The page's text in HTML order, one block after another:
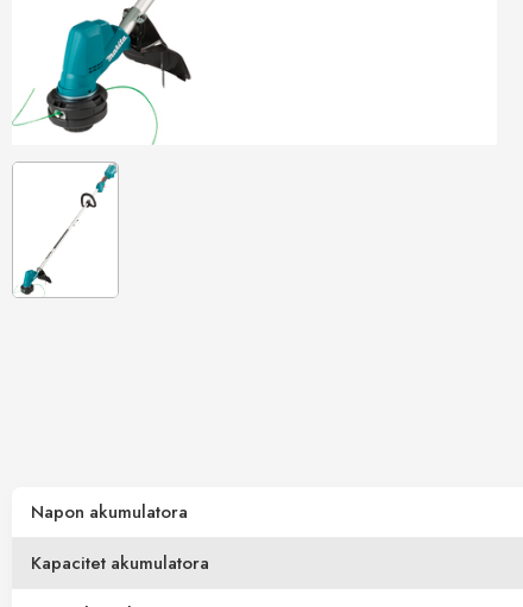
Napon akumulatora
Kapacitet akumulatora